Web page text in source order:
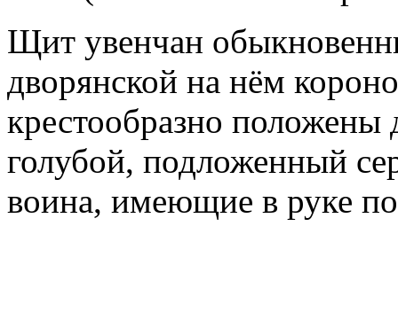
Щит увенчан
дворянской на нём
крестообразно
голубой, подложенный
воина, имеющие в руке